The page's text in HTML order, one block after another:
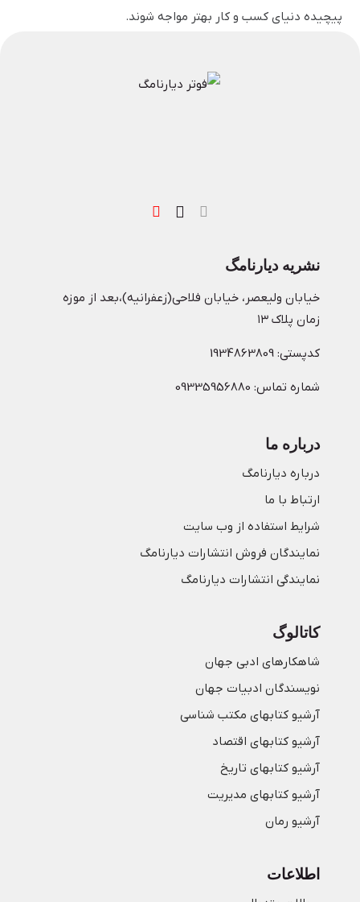
پیچیده دنیای کسب و کار بهتر مواجه شوند.
نشریه دیارنامگ
خیابان ولیعصر، خیابان فلاحی(زعفرانیه)،بعد از موزه
زمان پلاک ۱۳
کدپستی: 1934863809
شماره تماس: 09335956880
درباره ما
درباره دیارنامگ
ارتباط با ما
شرایط استفاده از وب سایت
نمایندگان فروش انتشارات دیارنامگ
نمایندگی انتشارات دیارنامگ
کاتالوگ
شاهکارهای ادبی جهان
نویسندگان ادبیات جهان
آرشیو کتابهای مکتب شناسی
آرشیو کتابهای اقتصاد
آرشیو کتابهای تاریخ
آرشیو کتابهای مدیریت
آرشیو رمان
اطلاعات